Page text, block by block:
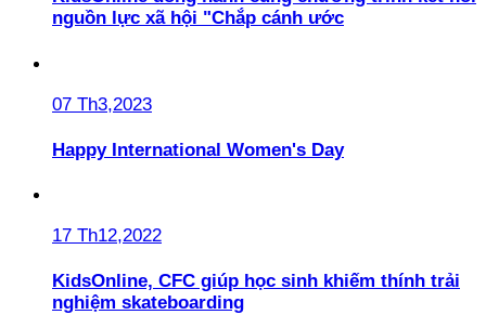
nguồn lực xã hội "Chắp cánh ước
07 Th3,2023
Happy International Women's Day
17 Th12,2022
KidsOnline, CFC giúp học sinh khiếm thính trải
nghiệm skateboarding